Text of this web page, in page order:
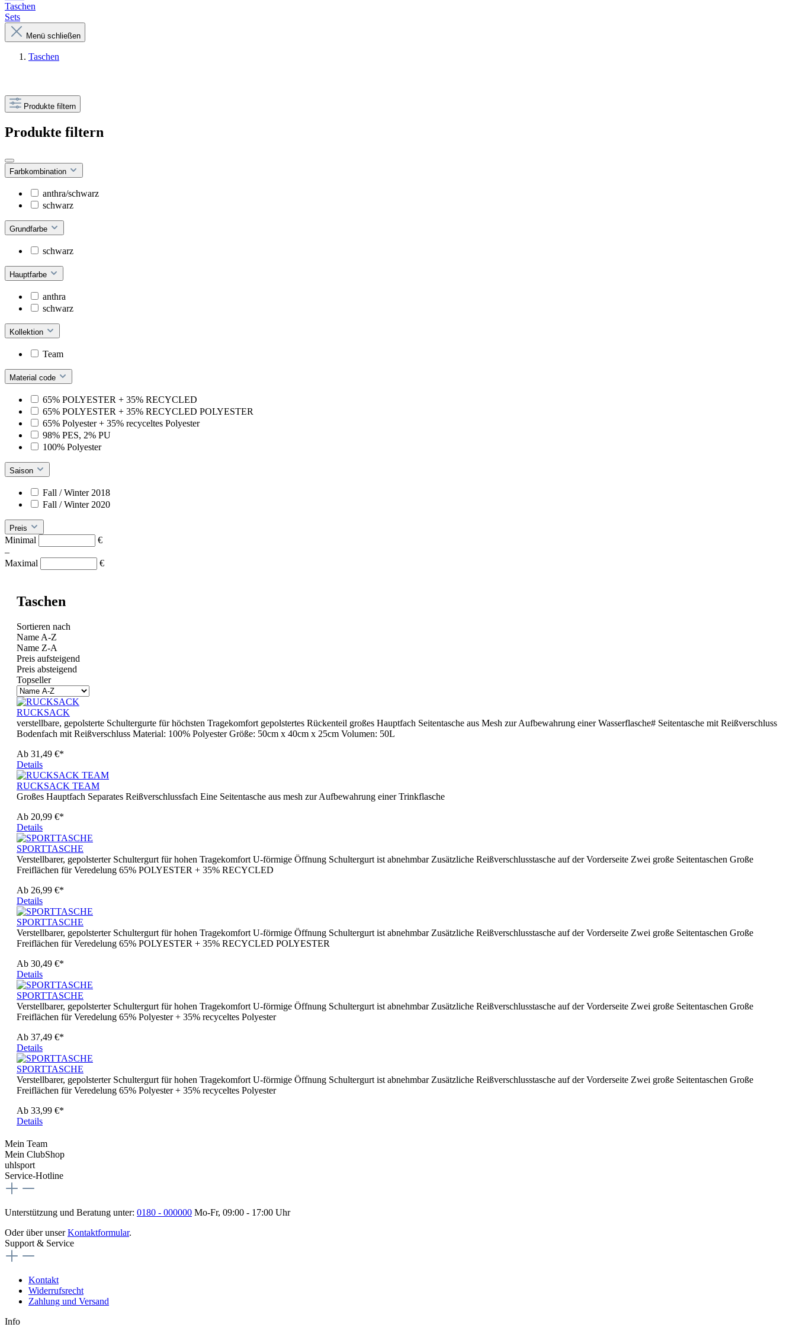
Taschen
Sets
Menü schließen
Taschen
Produkte filtern
Produkte filtern
Farbkombination
anthra/schwarz
schwarz
Grundfarbe
schwarz
Hauptfarbe
anthra
schwarz
Kollektion
Team
Material code
65% POLYESTER + 35% RECYCLED
65% POLYESTER + 35% RECYCLED POLYESTER
65% Polyester + 35% recyceltes Polyester
98% PES, 2% PU
100% Polyester
Saison
Fall / Winter 2018
Fall / Winter 2020
Preis
Minimal
€
–
Maximal
€
Taschen
Sortieren nach
Name A-Z
Name Z-A
Preis aufsteigend
Preis absteigend
Topseller
RUCKSACK
verstellbare, gepolsterte Schultergurte für höchsten Tragekomfort gepolstertes Rückenteil großes Hauptfach Seitentasche aus Mesh zur Aufbewahrung einer Wasserflasche# Seitentasche mit Reißverschluss
Bodenfach mit Reißverschluss Material: 100% Polyester Größe: 50cm x 40cm x 25cm Volumen: 50L
Ab 31,49 €*
Details
RUCKSACK TEAM
Großes Hauptfach Separates Reißverschlussfach Eine Seitentasche aus mesh zur Aufbewahrung einer Trinkflasche
Ab 20,99 €*
Details
SPORTTASCHE
Verstellbarer, gepolsterter Schultergurt für hohen Tragekomfort U-förmige Öffnung Schultergurt ist abnehmbar Zusätzliche Reißverschlusstasche auf der Vorderseite Zwei große Seitentaschen Große
Freiflächen für Veredelung 65% POLYESTER + 35% RECYCLED
Ab 26,99 €*
Details
SPORTTASCHE
Verstellbarer, gepolsterter Schultergurt für hohen Tragekomfort U-förmige Öffnung Schultergurt ist abnehmbar Zusätzliche Reißverschlusstasche auf der Vorderseite Zwei große Seitentaschen Große
Freiflächen für Veredelung 65% POLYESTER + 35% RECYCLED POLYESTER
Ab 30,49 €*
Details
SPORTTASCHE
Verstellbarer, gepolsterter Schultergurt für hohen Tragekomfort U-förmige Öffnung Schultergurt ist abnehmbar Zusätzliche Reißverschlusstasche auf der Vorderseite Zwei große Seitentaschen Große
Freiflächen für Veredelung 65% Polyester + 35% recyceltes Polyester
Ab 37,49 €*
Details
SPORTTASCHE
Verstellbarer, gepolsterter Schultergurt für hohen Tragekomfort U-förmige Öffnung Schultergurt ist abnehmbar Zusätzliche Reißverschlusstasche auf der Vorderseite Zwei große Seitentaschen Große
Freiflächen für Veredelung 65% Polyester + 35% recyceltes Polyester
Ab 33,99 €*
Details
Mein Team
Mein ClubShop
uhlsport
Service-Hotline
Unterstützung und Beratung unter: 0180 - 000000 Mo-Fr, 09:00 - 17:00 Uhr
Oder über unserKontaktformular.
Support & Service
Kontakt
Widerrufsrecht
Zahlung und Versand
Info